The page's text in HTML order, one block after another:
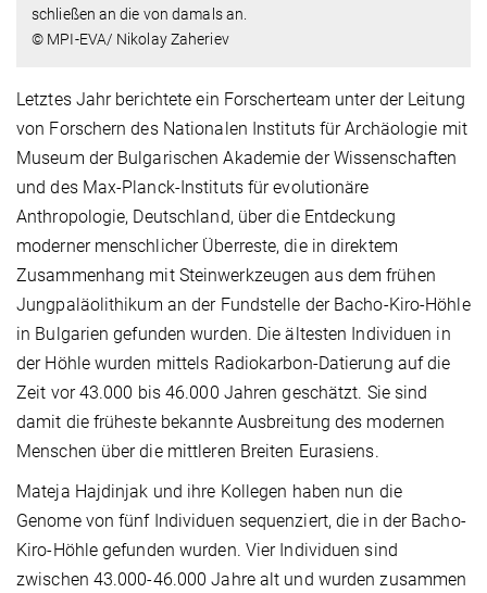
schließen an die von damals an.
© MPI-EVA/ Nikolay Zaheriev
Letztes Jahr berichtete ein Forscherteam unter der Leitung
von Forschern des Nationalen Instituts für Archäologie mit
Museum der Bulgarischen Akademie der Wissenschaften
und des Max-Planck-Instituts für evolutionäre
Anthropologie, Deutschland, über die Entdeckung
moderner menschlicher Überreste, die in direktem
Zusammenhang mit Steinwerkzeugen aus dem frühen
Jungpaläolithikum an der Fundstelle der Bacho-Kiro-Höhle
in Bulgarien gefunden wurden. Die ältesten Individuen in
der Höhle wurden mittels Radiokarbon-Datierung auf die
Zeit vor 43.000 bis 46.000 Jahren geschätzt. Sie sind
damit die früheste bekannte Ausbreitung des modernen
Menschen über die mittleren Breiten Eurasiens.
Mateja Hajdinjak und ihre Kollegen haben nun die
Genome von fünf Individuen sequenziert, die in der Bacho-
Kiro-Höhle gefunden wurden. Vier Individuen sind
zwischen 43.000-46.000 Jahre alt und wurden zusammen